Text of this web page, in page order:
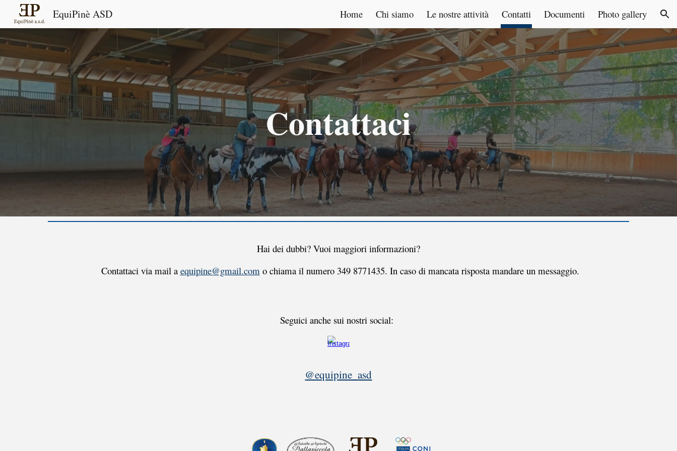
Skip to navigation
EquiPinè ASD Home Chi siamo Le nostre attività Contatti Documenti Photo gallery
Contattaci
Hai dei dubbi? Vuoi maggiori informazioni?
Contattaci via mail a equipine@gmail.como chiama il numero 349 8771435. In caso di mancata risposta mandare un messaggio.
Seguici anche sui nostri social:
@equipine_asd